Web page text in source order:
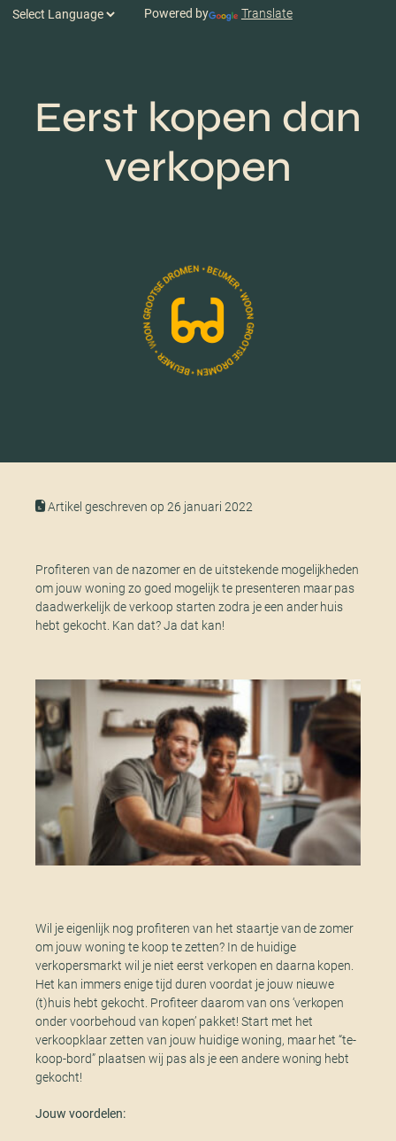
Powered by Translate
Eerst kopen dan
verkopen
Artikel geschreven op 26 januari 2022
Profiteren van de nazomer en de uitstekende mogelijkheden
om jouw woning zo goed mogelijk te presenteren maar pas
daadwerkelijk de verkoop starten zodra je een ander huis
hebt gekocht. Kan dat? Ja dat kan!
Wil je eigenlijk nog profiteren van het staartje van de zomer
om jouw woning te koop te zetten? In de huidige
verkopersmarkt wil je niet eerst verkopen en daarna kopen.
Het kan immers enige tijd duren voordat je jouw nieuwe
(t)huis hebt gekocht. Profiteer daarom van ons ‘verkopen
onder voorbehoud van kopen’ pakket! Start met het
verkoopklaar zetten van jouw huidige woning, maar het “te-
koop-bord” plaatsen wij pas als je een andere woning hebt
gekocht!
Jouw voordelen: